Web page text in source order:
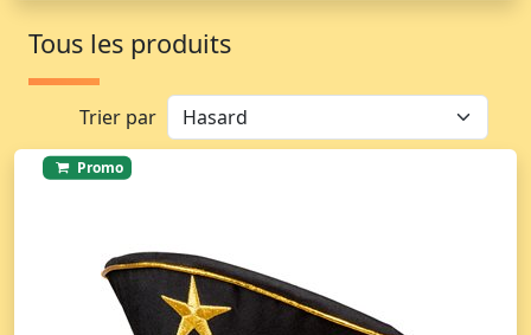
Tous les produits
Trier par
Promo